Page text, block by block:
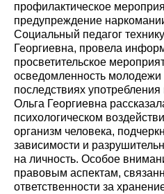
профилактическое
предупреждение
Социальный педагог
Георгиевна, провела
просветительское
осведомленность молодежи
последствиях
Ольга Георгиевна
психологическом
организм человека,
зависимости и
на личность. Особое
правовым аспектам,
ответственности за